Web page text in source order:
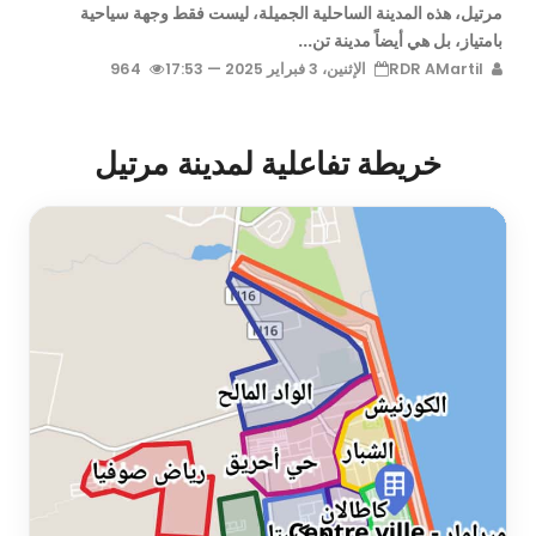
مرتيل، هذه المدينة الساحلية الجميلة، ليست فقط وجهة سياحية
بامتياز، بل هي أيضاً مدينة تن...
الإثنين، 3 فبراير 2025 — 17:53
خريطة تفاعلية لمدينة مرتيل